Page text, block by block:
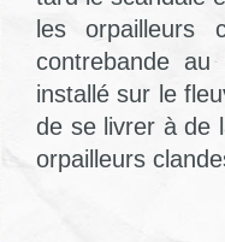
les orpailleurs
contrebande
installé sur le
de se livrer à de
orpailleurs